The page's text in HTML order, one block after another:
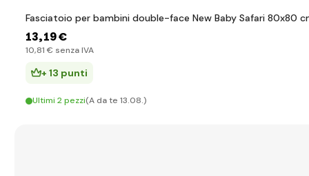
Fasciatoio per bambini double-face New Baby Safari 80x80
13,19 €
10,81 € senza IVA
+ 13 punti
Ultimi 2 pezzi(A da te 13.08.)